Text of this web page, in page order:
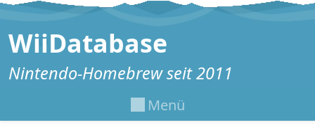
Zum Inhalt springen
WiiDatabase
Nintendo-Homebrew seit 2011
Menü